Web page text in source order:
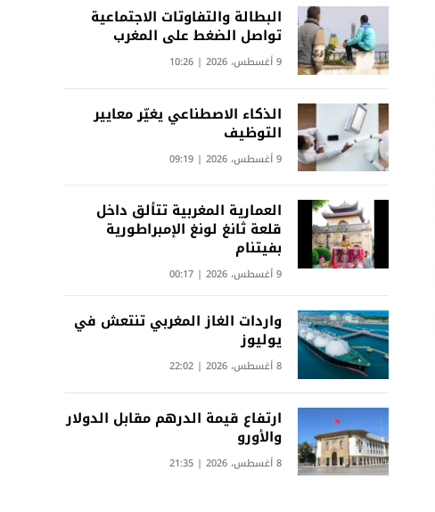
البطالة والتفاوتات الاجتماعية
تواصل الضغط على المغرب
9 أغسطس، 2026 | 10:26
الذكاء الاصطناعي يغيّر معايير
التوظيف
9 أغسطس، 2026 | 09:19
العمارية المغربية تتألق داخل
قلعة ثانغ لونغ الإمبراطورية
بفيتنام
9 أغسطس، 2026 | 00:17
واردات الغاز المغربي تنتعش في
يوليوز
8 أغسطس، 2026 | 22:02
ارتفاع قيمة الدرهم مقابل الدولار
والأورو
8 أغسطس، 2026 | 21:35